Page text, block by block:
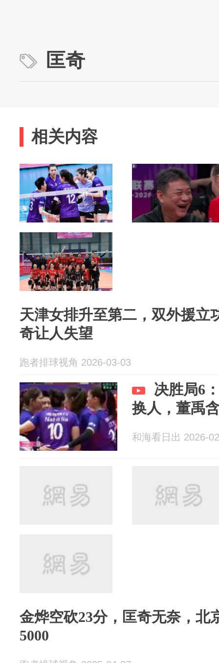
匡奇
相关内容
天津女排升至第二，双外援立
奇让人失望
跑者排球视角 2026-03-03
决胜局6
换人，董禹
和海看日出 2026-
金烨空砍23分，匡奇无奈，北
5000